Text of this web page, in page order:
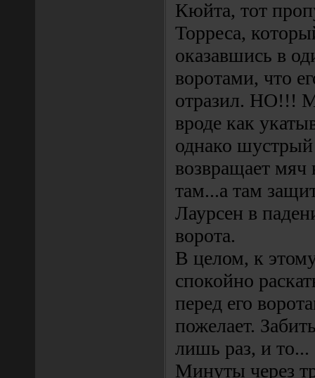
Кюйта, тот
Торреса,
оказавшись в
воротами, что
отразил. НО!!!
вроде как
однако
возвращает мяч
там...а там
Лаурсен в
ворота.
В целом, к
спокойно
перед его
пожелает.
лишь раз, и то...
Минуты через